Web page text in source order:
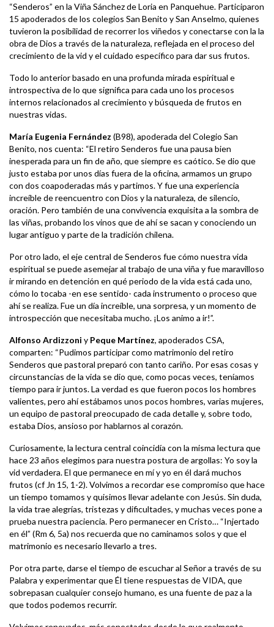
“Senderos” en la Viña Sánchez de Loria en Panquehue. Participaron
15 apoderados de los colegios San Benito y San Anselmo, quienes
tuvieron la posibilidad de recorrer los viñedos y conectarse con la la
obra de Dios a través de la naturaleza, reflejada en el proceso del
crecimiento de la vid y el cuidado específico para dar sus frutos.
Todo lo anterior basado en una profunda mirada espiritual e
introspectiva de lo que significa para cada uno los procesos
internos relacionados al crecimiento y búsqueda de frutos en
nuestras vidas.
María Eugenia Fernández (B98), apoderada del Colegio San
Benito, nos cuenta: “El retiro Senderos fue una pausa bien
inesperada para un fin de año, que siempre es caótico. Se dio que
justo estaba por unos días fuera de la oficina, armamos un grupo
con dos coapoderadas más y partimos. Y fue una experiencia
increíble de reencuentro con Dios y la naturaleza, de silencio,
oración. Pero también de una convivencia exquisita a la sombra de
las viñas, probando los vinos que de ahí se sacan y conociendo un
lugar antiguo y parte de la tradición chilena.
Por otro lado, el eje central de Senderos fue cómo nuestra vida
espiritual se puede asemejar al trabajo de una viña y fue maravilloso
ir mirando en detención en qué periodo de la vida está cada uno,
cómo lo tocaba -en ese sentido- cada instrumento o proceso que
ahí se realiza. Fue un día increíble, una sorpresa, y un momento de
introspección que necesitaba mucho. ¡Los animo a ir!”.
Alfonso Ardizzoni y Peque Martínez, apoderados CSA,
comparten: “Pudimos participar como matrimonio del retiro
Senderos que pastoral preparó con tanto cariño. Por esas cosas y
circunstancias de la vida se dio que, como pocas veces, teníamos
tiempo para ir juntos. La verdad es que fueron pocos los hombres
valientes, pero ahí estábamos unos pocos hombres, varias mujeres,
un equipo de pastoral preocupado de cada detalle y, sobre todo,
estaba Dios, ansioso por hablarnos al corazón.
Curiosamente, la lectura central coincidía con la misma lectura que
hace 23 años elegimos para nuestra postura de argollas: Yo soy la
vid verdadera. El que permanece en mí y yo en él dará muchos
frutos (cf Jn 15, 1-2). Volvimos a recordar ese compromiso que hace
un tiempo tomamos y quisimos llevar adelante con Jesús. Sin duda,
la vida trae alegrías, tristezas y dificultades, y muchas veces pone a
prueba nuestra paciencia. Pero permanecer en Cristo… “Injertado
en él” (Rm 6, 5a) nos recuerda que no caminamos solos y que el
matrimonio es necesario llevarlo a tres.
Por otra parte, darse el tiempo de escuchar al Señor a través de su
Palabra y experimentar que Él tiene respuestas de VIDA, que
sobrepasan cualquier consejo humano, es una fuente de paz a la
que todos podemos recurrir.